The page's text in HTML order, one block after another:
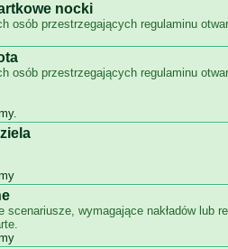
nocki
osób przestrzegających regulaminu
osób przestrzegających regulaminu
scenariusze, wymagające nakładów lub